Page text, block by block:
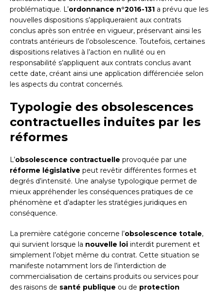
problématique. L’ordonnance n°2016-131 a prévu que les
nouvelles dispositions s’appliqueraient aux contrats
conclus après son entrée en vigueur, préservant ainsi les
contrats antérieurs de l’obsolescence. Toutefois, certaines
dispositions relatives à l’action en nullité ou en
responsabilité s’appliquent aux contrats conclus avant
cette date, créant ainsi une application différenciée selon
les aspects du contrat concernés.
Typologie des obsolescences
contractuelles induites par les
réformes
L’obsolescence contractuelle provoquée par une
réforme législative peut revêtir différentes formes et
degrés d’intensité. Une analyse typologique permet de
mieux appréhender les conséquences pratiques de ce
phénomène et d’adapter les stratégies juridiques en
conséquence.
La première catégorie concerne l’obsolescence totale,
qui survient lorsque la nouvelle loi interdit purement et
simplement l’objet même du contrat. Cette situation se
manifeste notamment lors de l’interdiction de
commercialisation de certains produits ou services pour
des raisons de santé publique ou de protection